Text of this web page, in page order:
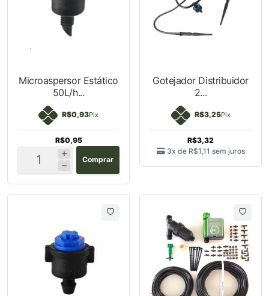
Microaspersor
Estático 50L/h...
R$0,93Pix
R$0,95
Comprar
Gotejador Distribuidor
2...
R$3,25Pix
R$3,32
3x de R$1,11sem juros